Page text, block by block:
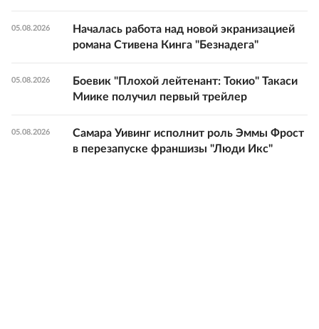
05.08.2026
Началась работа над новой экранизацией
романа Стивена Кинга "Безнадега"
05.08.2026
Боевик "Плохой лейтенант: Токио" Такаси
Миике получил первый трейлер
05.08.2026
Самара Уивинг исполнит роль Эммы Фрост
в перезапуске франшизы "Люди Икс"